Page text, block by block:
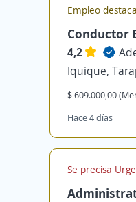
Empleo
Conductor
4,2
Iquique,
$ 609.000,00
Hace 4 días
Se precisa